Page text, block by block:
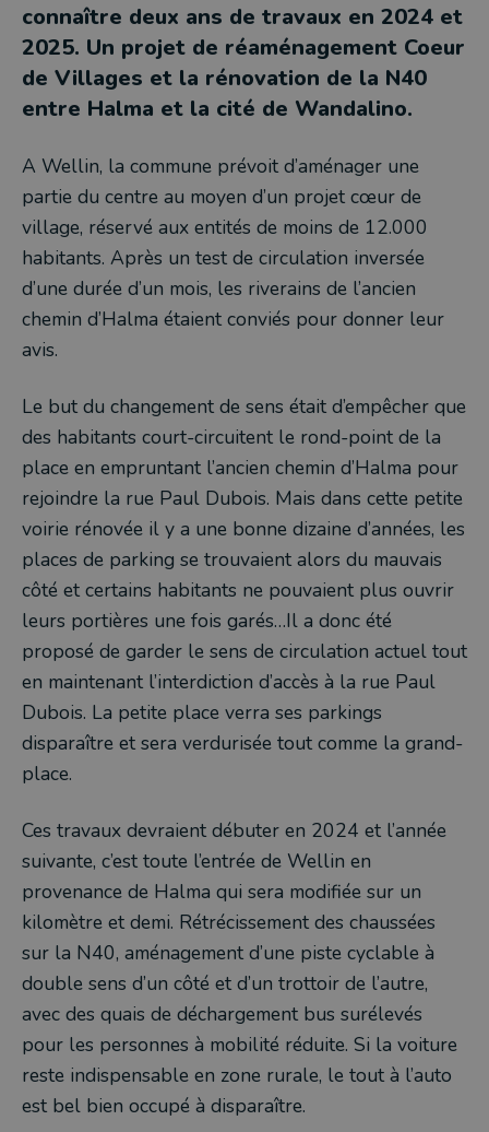
connaître deux ans de travaux en 2024 et
2025. Un projet de réaménagement Coeur
de Villages et la rénovation de la N40
entre Halma et la cité de Wandalino.
A Wellin, la commune prévoit d’aménager une
partie du centre au moyen d’un projet cœur de
village, réservé aux entités de moins de 12.000
habitants. Après un test de circulation inversée
d’une durée d’un mois, les riverains de l’ancien
chemin d’Halma étaient conviés pour donner leur
avis.
Le but du changement de sens était d’empêcher que
des habitants court-circuitent le rond-point de la
place en empruntant l’ancien chemin d’Halma pour
rejoindre la rue Paul Dubois. Mais dans cette petite
voirie rénovée il y a une bonne dizaine d’années, les
places de parking se trouvaient alors du mauvais
côté et certains habitants ne pouvaient plus ouvrir
leurs portières une fois garés…Il a donc été
proposé de garder le sens de circulation actuel tout
en maintenant l’interdiction d’accès à la rue Paul
Dubois. La petite place verra ses parkings
disparaître et sera verdurisée tout comme la grand-
place.
Ces travaux devraient débuter en 2024 et l’année
suivante, c’est toute l’entrée de Wellin en
provenance de Halma qui sera modifiée sur un
kilomètre et demi. Rétrécissement des chaussées
sur la N40, aménagement d’une piste cyclable à
double sens d’un côté et d’un trottoir de l’autre,
avec des quais de déchargement bus surélevés
pour les personnes à mobilité réduite. Si la voiture
reste indispensable en zone rurale, le tout à l’auto
est bel bien occupé à disparaître.